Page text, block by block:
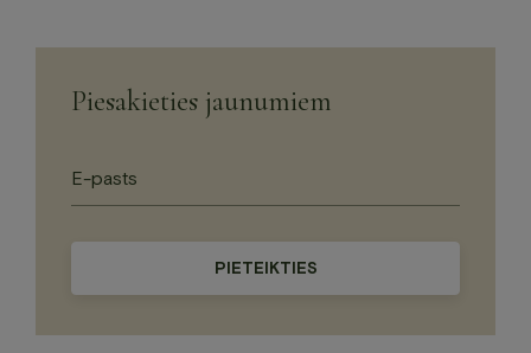
Piesakieties jaunumiem